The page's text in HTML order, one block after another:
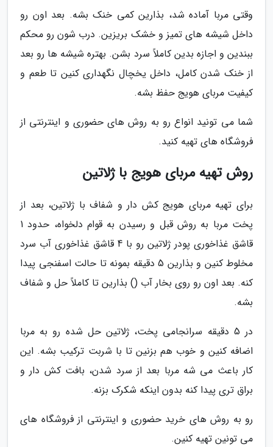
وقتی مربا آماده شد، بذارین کمی خنک بشه. بعد اون رو
داخل شیشه های تمیز و خشک بریزین. درب شون رو محکم
ببندین و اجازه بدین کاملاً سرد بشن. بهتره شیشه ها رو بعد
از خنک شدن کامل، داخل یخچال نگهداری کنین تا طعم و
کیفیت مربای هویج حفظ بشه.
شما می تونید انواع رو به روش های حضوری و اینترنتی از
فروشگاه های تهیه کنید.
روش تهیه مربای هویج با ژلاتین
برای تهیه مربای هویج کش دار و شفاف با ژلاتین، بعد از
پخت مربا به روش قبل و رسیدن به قوام دلخواه، حدود 1
قاشق غذاخوری پودر ژلاتین رو با 4 قاشق غذاخوری آب سرد
مخلوط کنین و بذارین 5 دقیقه بمونه تا حالت اسفنجی پیدا
کنه. بعد اون رو روی بخار آب () بذارین تا کاملاً حل و شفاف
بشه.
در 5 دقیقه سرانجامی پخت، ژلاتین حل شده رو به مربا
اضافه کنین و خوب هم بزنین تا با شربت ترکیب بشه. این
کار باعث می شه مربا بعد از سرد شدن، بافت کش دار و
براق تری پیدا کنه بدون اینکه شکرک بزنه.
رو به روش های خرید حضوری و اینترنتی از فروشگاه های
می تونین تهیه کنین.